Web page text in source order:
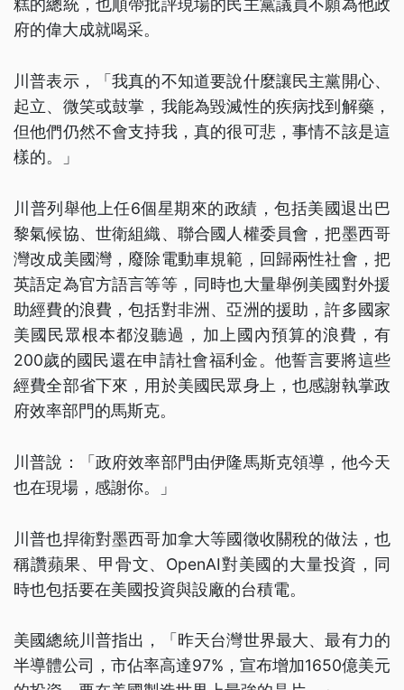
糕的總統，也順帶批評現場的民主黨議員不願為他政
府的偉大成就喝采。
川普表示，「我真的不知道要說什麼讓民主黨開心、
起立、微笑或鼓掌，我能為毀滅性的疾病找到解藥，
但他們仍然不會支持我，真的很可悲，事情不該是這
樣的。」
川普列舉他上任6個星期來的政績，包括美國退出巴
黎氣候協、世衛組織、聯合國人權委員會，把墨西哥
灣改成美國灣，廢除電動車規範，回歸兩性社會，把
英語定為官方語言等等，同時也大量舉例美國對外援
助經費的浪費，包括對非洲、亞洲的援助，許多國家
美國民眾根本都沒聽過，加上國內預算的浪費，有
200歲的國民還在申請社會福利金。他誓言要將這些
經費全部省下來，用於美國民眾身上，也感謝執掌政
府效率部門的馬斯克。
川普說：「政府效率部門由伊隆馬斯克領導，他今天
也在現場，感謝你。」
川普也捍衛對墨西哥加拿大等國徵收關稅的做法，也
稱讚蘋果、甲骨文、OpenAI對美國的大量投資，同
時也包括要在美國投資與設廠的台積電。
美國總統川普指出，「昨天台灣世界最大、最有力的
半導體公司，市佔率高達97%，宣布增加1650億美元